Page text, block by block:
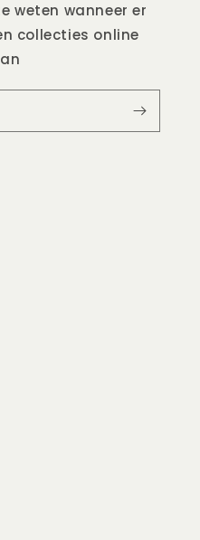
weten wanneer er
collecties online